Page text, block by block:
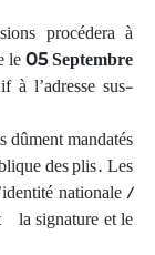
procédera à
le05 Septembre
à l’adresse sus-
dûment mandatés
des plis. Les
nationale /
la signature et le